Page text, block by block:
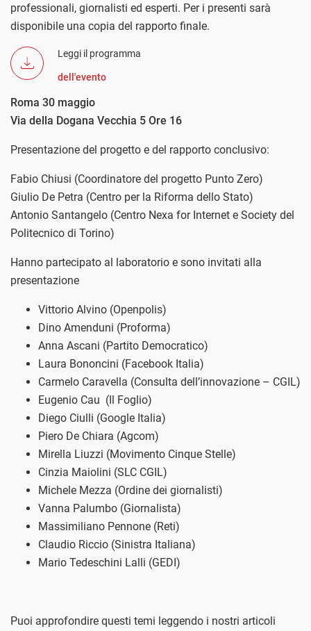
professionali, giornalisti ed esperti. Per i presenti sarà
disponibile una copia del rapporto finale.
Leggi il programma
dell'evento
Roma 30 maggio
Via della Dogana Vecchia 5 Ore 16
Presentazione del progetto e del rapporto conclusivo:
Fabio Chiusi (Coordinatore del progetto Punto Zero)
Giulio De Petra (Centro per la Riforma dello Stato)
Antonio Santangelo (Centro Nexa for Internet e Society del
Politecnico di Torino)
Hanno partecipato al laboratorio e sono invitati alla
presentazione
Vittorio Alvino (Openpolis)
Dino Amenduni (Proforma)
Anna Ascani (Partito Democratico)
Laura Bononcini (Facebook Italia)
Carmelo Caravella (Consulta dell’innovazione – CGIL)
Eugenio Cau (Il Foglio)
Diego Ciulli (Google Italia)
Piero De Chiara (Agcom)
Mirella Liuzzi (Movimento Cinque Stelle)
Cinzia Maiolini (SLC CGIL)
Michele Mezza (Ordine dei giornalisti)
Vanna Palumbo (Giornalista)
Massimiliano Pennone (Reti)
Claudio Riccio (Sinistra Italiana)
Mario Tedeschini Lalli (GEDI)
Puoi approfondire questi temi leggendo i nostri articoli